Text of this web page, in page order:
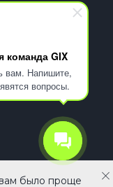
команда GIX
вам. Напишите,
вопросы.
было проще